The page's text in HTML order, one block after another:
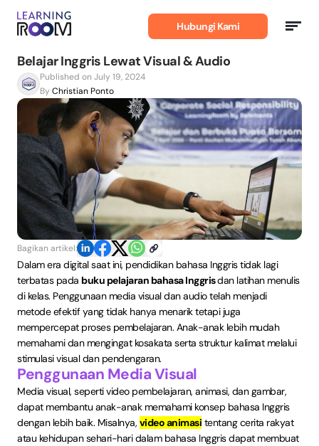
Belajar
Bahasa
Hubungi Kami
Belajar Inggris Lewat Visual & Audio
Published on July 19, 2024
By Christian Ponto
Bagikan artikel:
Dalam era digital saat ini, pendidikan bahasa Inggris tidak lagi
terbatas pada buku pelajaran bahasa Inggrisdan latihan menulis
di kelas. Penggunaan media visual dan audio telah menjadi
metode efektif yang tidak hanya menarik tetapi juga
mempercepat proses pembelajaran. Anak-anak lebih mudah
memahami dan mengingat kosakata serta struktur kalimat melalui
stimulasi visual dan pendengaran.
Penggunaan Media Visual
Media visual, seperti video pembelajaran, animasi, dan gambar,
dapat membantu anak-anak memahami konsep bahasa Inggris
dengan lebih baik. Misalnya, video animasi tentang cerita rakyat
atau kehidupan sehari-hari dalam bahasa Inggris dapat membuat